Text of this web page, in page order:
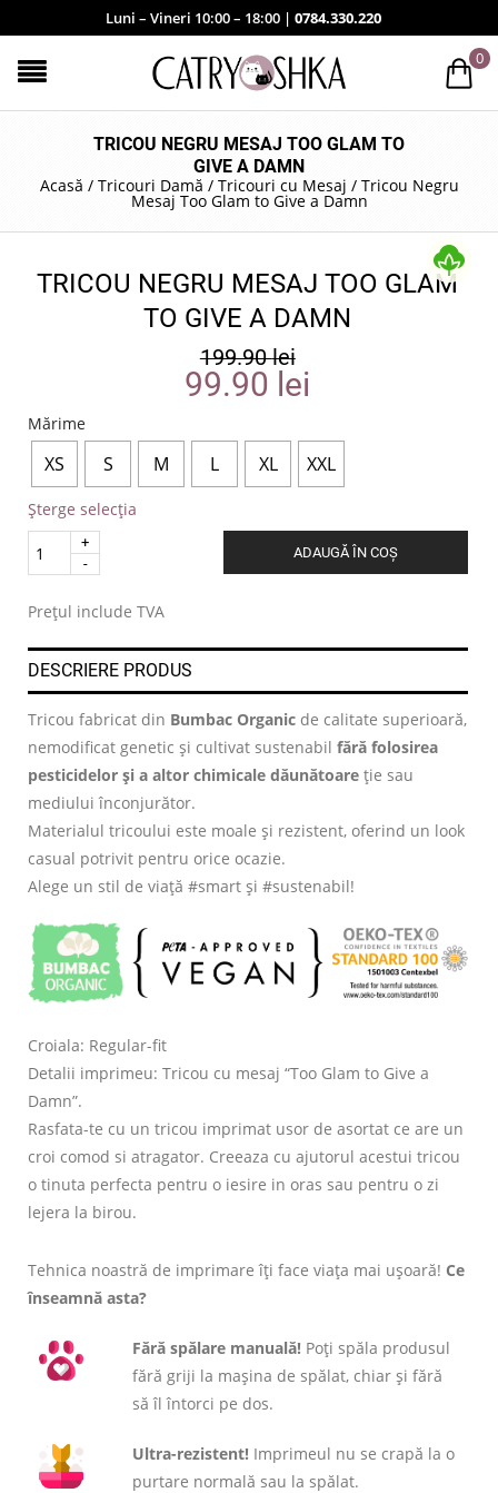
Luni – Vineri 10:00 – 18:00 | 0784.330.220
0
TRICOU NEGRU MESAJ TOO GLAM TO
GIVE A DAMN
Acasă / Tricouri Damă / Tricouri cu Mesaj / Tricou Negru
Mesaj Too Glam to Give a Damn
TRICOU NEGRU MESAJ TOO GLAM
TO GIVE A DAMN
199.90lei
99.90 lei
Mărime
XS S M L XL XXL
Șterge selecția
Quantity
ADAUGĂ ÎN COȘ
Prețul include TVA
DESCRIERE PRODUS
Tricou fabricat din Bumbac Organic de calitate superioară,
nemodificat genetic și cultivat sustenabil fără folosirea
pesticidelor și a altor chimicale dăunătoare ție sau
mediului înconjurător.
Materialul tricoului este moale și rezistent, oferind un look
casual potrivit pentru orice ocazie.
Alege un stil de viață #smart și #sustenabil!
Croiala: Regular-fit
Detalii imprimeu: Tricou cu mesaj “Too Glam to Give a
Damn”.
Rasfata-te cu un tricou imprimat usor de asortat ce are un
croi comod si atragator. Creeaza cu ajutorul acestui tricou
o tinuta perfecta pentru o iesire in oras sau pentru o zi
lejera la birou.
Tehnica noastră de imprimare îți face viața mai ușoară! Ce
înseamnă asta?
Fără spălare manuală! Poți spăla produsul
fără griji la mașina de spălat, chiar și fără
să îl întorci pe dos.
Ultra-rezistent! Imprimeul nu se crapă la o
purtare normală sau la spălat.